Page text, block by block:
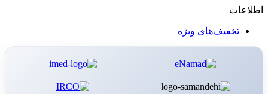
اطلاعات
تخفیف‌های ویژه